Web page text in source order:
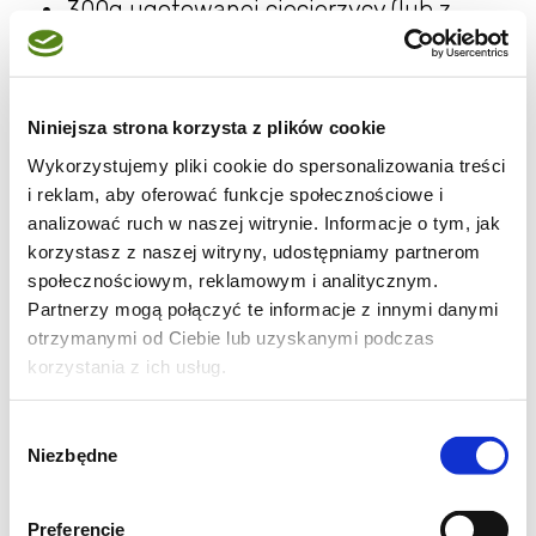
Niniejsza strona korzysta z plików cookie
Wykorzystujemy pliki cookie do spersonalizowania treści
i reklam, aby oferować funkcje społecznościowe i
analizować ruch w naszej witrynie. Informacje o tym, jak
korzystasz z naszej witryny, udostępniamy partnerom
społecznościowym, reklamowym i analitycznym.
Partnerzy mogą połączyć te informacje z innymi danymi
otrzymanymi od Ciebie lub uzyskanymi podczas
korzystania z ich usług.
zgody
Niezbędne
Preferencje
300g ugotowanej ciecierzycy (lub z
1 żółtko
1 łyżka bułki tartej lub panco
1/2 łyżeczki zielonej pasty curry
1/2 łyżeczki pasty z trawy cytrynowej
garść świeżej kolendry
1 dymka
sól, pieprz do smaku
olej do smażenia
Do złożenia burgera:
hamburgerów, garść świeżej rukoli, kilka
liści sałaty rzymskiej, 1/2 czerwonej
cebuli, majonez lub aioli, 1 pieczony
burak, oliwa, sok z cytryny, kolendra